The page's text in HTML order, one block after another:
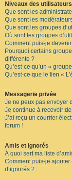
Niveaux des
Que sont les
Que sont les
Que sont les groupes
Où sont les groupes
Comment puis-je
Pourquoi certains
différente ?
Qu’est-ce qu’un «
Qu’est-ce que le lien «
Messagerie privée
Je ne peux pas envoyer
Je continue à recevoir
J’ai reçu un courrier
forum !
Amis et ignorés
À quoi sert ma liste
Comment puis-je ajouter
d’ignorés ?